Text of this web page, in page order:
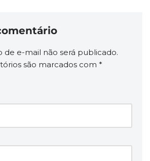
de e-mail não será publicado.
são marcados com *